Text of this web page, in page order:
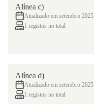
Alínea c)
Atualizado em setembro 2025
1 registos no total
Alínea d)
Atualizado em setembro 2025
1 registos no total